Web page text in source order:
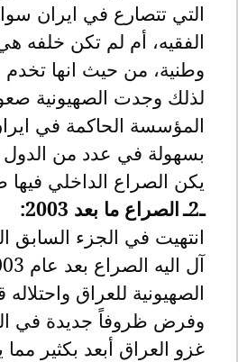
التي تتصارع في ايران
الفقيه، أم لم تكن خلفه
وطنية، من حيث انها تخدم
لذلك وجدت الصهيونية
المؤسسة الحاكمة في
بسهولة في عدد من الدول
يكن الصراع الداخلي فيها
ـ2ـ
الصراع ما بعد 2003:
انتهيت في الجزء السابق
الصهيونية للعراق
وفرض ظروفاً جديدة في
غزو العراق أبعد بكثير مما